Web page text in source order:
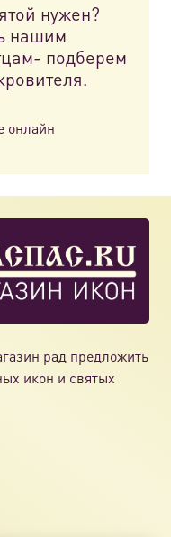
нужен?
нашим
подберем
онлайн
рад предложить
икон и святых